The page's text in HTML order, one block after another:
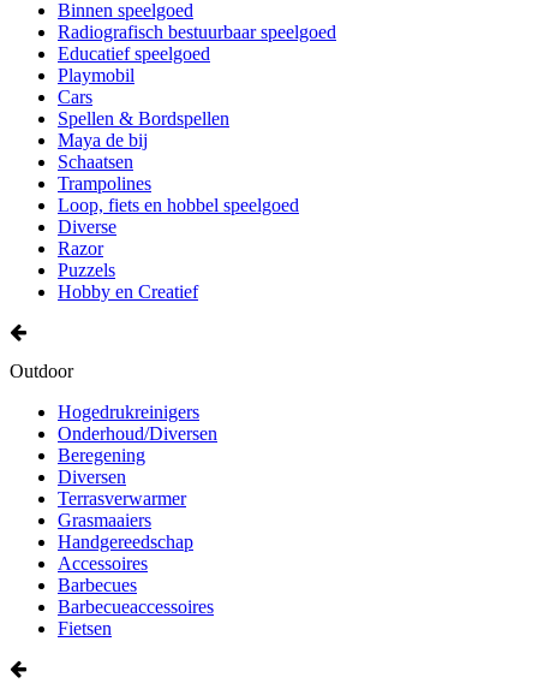
Binnen speelgoed
Radiografisch bestuurbaar speelgoed
Educatief speelgoed
Playmobil
Cars
Spellen & Bordspellen
Maya de bij
Schaatsen
Trampolines
Loop, fiets en hobbel speelgoed
Diverse
Razor
Puzzels
Hobby en Creatief
Outdoor
Hogedrukreinigers
Onderhoud/Diversen
Beregening
Diversen
Terrasverwarmer
Grasmaaiers
Handgereedschap
Accessoires
Barbecues
Barbecueaccessoires
Fietsen